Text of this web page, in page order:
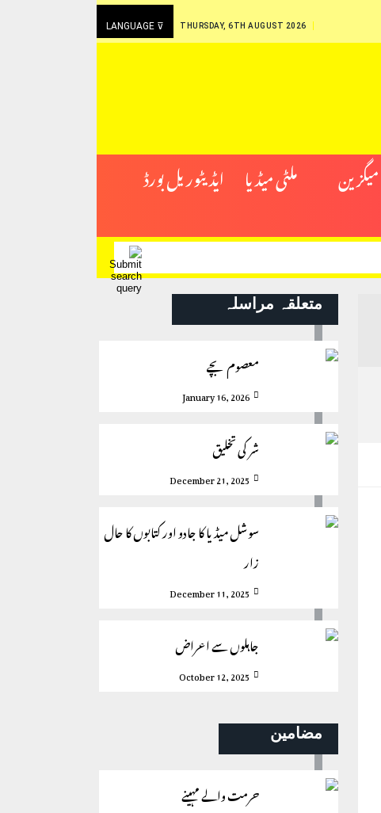
LANGUAGE ⊽ THURSDAY, 6TH AUGUST 2026
میگزین ملٹی میڈیا ایڈیٹوریل بورڈ
متعلقہ مراسلہ
معصوم بچے
January 16, 2026
شر کی تخلیق
December 21, 2025
سوشل میڈیا کا جادو اور کتابوں کا حال
زار
December 11, 2025
جاہلوں سے اعراض
October 12, 2025
مضامین
حرمت والے مہینے